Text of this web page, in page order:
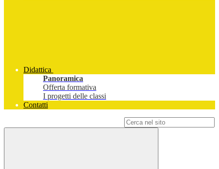
Didattica
Panoramica
Offerta formativa
I progetti delle classi
Contatti